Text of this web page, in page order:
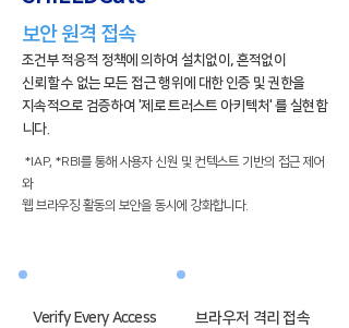
​보안 원격 접속
조건부 적응적 정책에 의하여 설치없이, 흔적없이
신뢰할 수 없는 모든 접근 행위에 대한 인증 및 권한을
지속적으로 검증하여 '제로 트러스트 아키텍처' 를 실현합
니다.
*IAP, *RBI를 통해 사용자 신원 및 컨텍스트 기반의 접근 제어
와
웹 브라우징 활동의 보안을 동시에 강화합니다.
Verify Every Access ​브라우저 격리 접속